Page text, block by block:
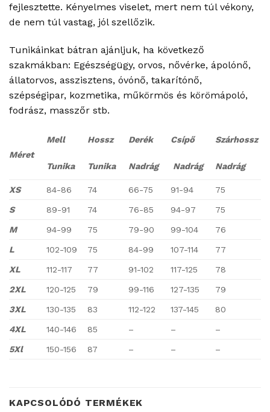
fejlesztette. Kényelmes viselet, mert nem túl vékony,
de nem túl vastag, jól szellőzik.
Tunikáinkat bátran ajánljuk, ha következő
szakmákban: Egészségügy, orvos, nővérke, ápolónő,
állatorvos, asszisztens, óvónő, takarítónő,
szépségipar, kozmetika, műkörmös és körömápoló,
fodrász, masszőr stb.
Méret
Mell
Tunika
Hossz
Tunika
Derék
Nadrág
Csípő
Nadrág
Szárhossz
Nadrág
XS 84-86 74 66-75 91-94 75
S 89-91 74 76-85 94-97 75
M 94-99 75 79-90 99-104 76
L 102-109 75 84-99 107-114 77
XL 112-117 77 91-102 117-125 78
2XL 120-125 79 99-116 127-135 79
3XL 130-135 83 112-122 137-145 80
4XL 140-146 85 – – –
5Xl 150-156 87 – – –
KAPCSOLÓDÓ TERMÉKEK